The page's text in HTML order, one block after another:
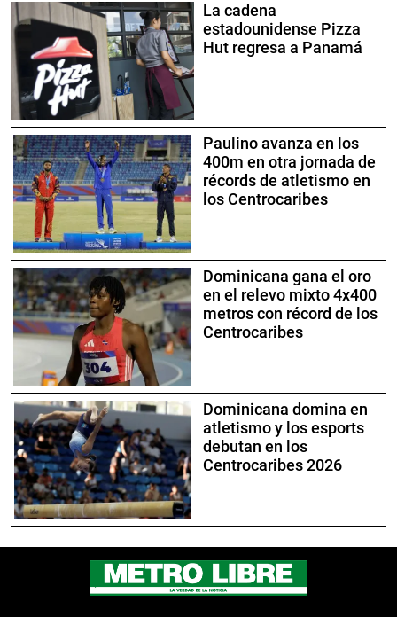
La cadena
estadounidense Pizza
Hut regresa a Panamá
Paulino avanza en los
400m en otra jornada de
récords de atletismo en
los Centrocaribes
Dominicana gana el oro
en el relevo mixto 4x400
metros con récord de los
Centrocaribes
Dominicana domina en
atletismo y los esports
debutan en los
Centrocaribes 2026